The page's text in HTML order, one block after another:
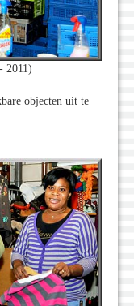
2011)
objecten uit te